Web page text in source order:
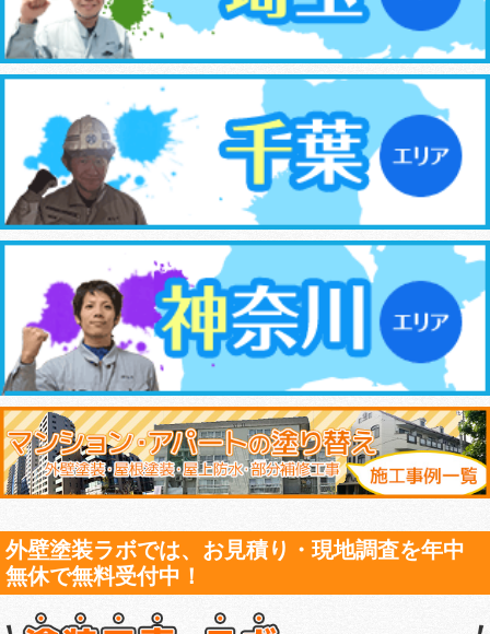
外壁塗装ラボでは、お見積り・現地調査を年中
無休で無料受付中！